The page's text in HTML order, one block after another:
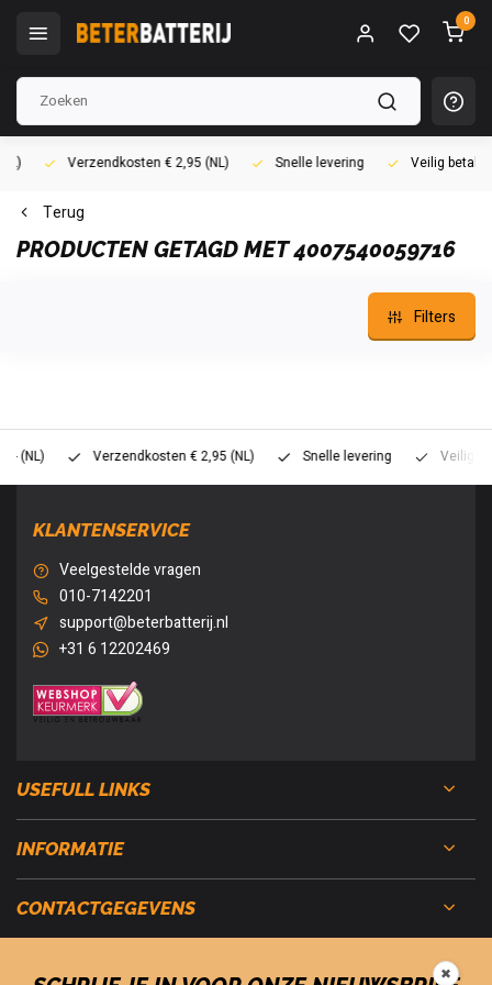
0
Verzendkosten € 2,95 (NL) Snelle levering Veilig betalen
Terug
PRODUCTEN GETAGD MET 4007540059716
Filters
Verzendkosten € 2,95 (NL) Snelle levering Veilig
KLANTENSERVICE
Veelgestelde vragen
010-7142201
support@beterbatterij.nl
+31 6 12202469
USEFULL LINKS
INFORMATIE
CONTACTGEGEVENS
✖